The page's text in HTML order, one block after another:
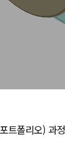
트폴리오) 과정